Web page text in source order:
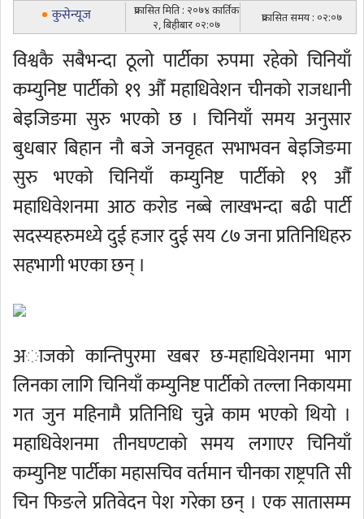
कुसेन्यूज
प्रकासित मिति : २०७४ कार्तिक
२, बिहीबार ०२:०७
प्रकासित समय : ०२:०७
विश्वकै सबैभन्दा ठूलो पार्टीका रुपमा रहेको चिनियाँ
कम्युनिष्ट पार्टीको १९ औँ महाधिवेशन चीनको राजधानी
बेइजिङमा सुरु भएको छ । चिनियाँ समय अनुसार
बुधबार बिहान नौ बजे जनवृहत सभाभवन बेइजिङमा
सुरु भएको चिनियाँ कम्युनिष्ट पार्टीको १९ औँ
महाधिवेशनमा आठ करोड नब्बे लाखभन्दा बढी पार्टी
सदस्यहरुमध्ये दुई हजार दुई सय ८७ जना प्रतिनिधिहरु
सहभागी भएका छन् ।
अाजको कान्तिपुरमा खबर छ-महाधिवेशनमा भाग
लिनका लागि चिनियाँ कम्युनिष्ट पार्टीको तल्ला निकायमा
गत जुन महिनामै प्रतिनिधि चुन्ने काम भएको थियो ।
महाधिवेशनमा तीनघण्टाको समय लगाएर चिनियाँ
कम्युनिष्ट पार्टीका महासचिव वर्तमान चीनका राष्ट्रपति सी
चिन फिङले प्रतिवेदन पेश गरेका छन् । एक सातासम्म